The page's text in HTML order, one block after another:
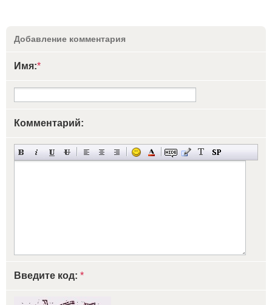
Добавление комментария
Имя:*
Комментарий:
Введите код: *